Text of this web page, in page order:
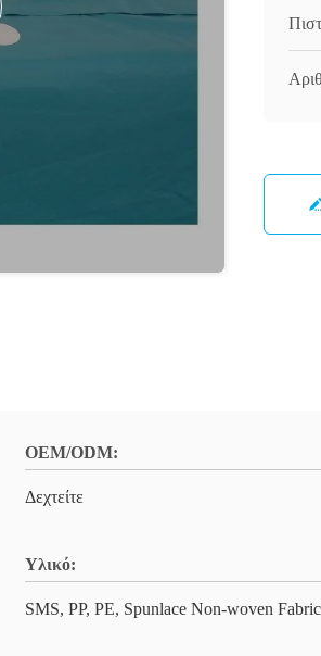
OEM/ODM:
Δεχτείτε
Υλικό:
SMS, PP, PE, Spunlace Non-woven Fabric